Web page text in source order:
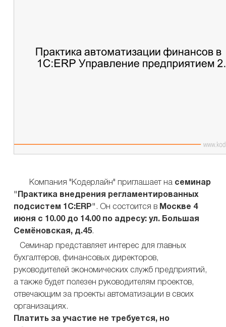
Компания "Кодерлайн" приглашает на семинар
"Практика внедрения регламентированных
подсистем 1С:ERP" . Он состоится в Москве 4
июня с 10.00 до 14.00 по адресу: ул. Большая
Семёновская, д.45.
Семинар представляет интерес для главных
бухгалтеров, финансовых директоров,
руководителей экономических служб предприятий,
а также будет полезен руководителям проектов,
отвечающим за проекты автоматизации в своих
организациях.
Платить за участие не требуется, но